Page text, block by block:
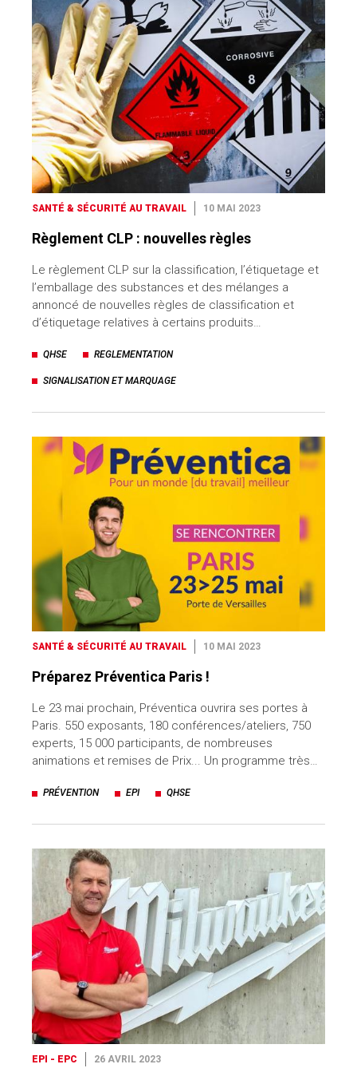
SANTÉ & SÉCURITÉ AU TRAVAIL 10 MAI 2023
Règlement CLP : nouvelles règles
Le règlement CLP sur la classification, l’étiquetage et
l’emballage des substances et des mélanges a
annoncé de nouvelles règles de classification et
d’étiquetage relatives à certains produits…
QHSE REGLEMENTATION
SIGNALISATION ET MARQUAGE
SANTÉ & SÉCURITÉ AU TRAVAIL 10 MAI 2023
Préparez Préventica Paris !
Le 23 mai prochain, Préventica ouvrira ses portes à
Paris. 550 exposants, 180 conférences/ateliers, 750
experts, 15 000 participants, de nombreuses
animations et remises de Prix... Un programme très…
PRÉVENTION EPI QHSE
EPI - EPC 26 AVRIL 2023